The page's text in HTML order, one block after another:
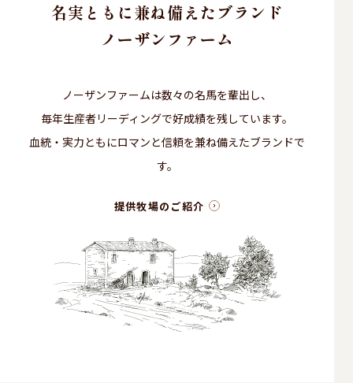
名実ともに兼ね備えたブランド
ノーザンファーム
ノーザンファームは数々の名馬を輩出し、
毎年生産者リーディングで好成績を残しています。
血統・実力ともにロマンと信頼を兼ね備えたブランドで
す。
提供牧場のご紹介